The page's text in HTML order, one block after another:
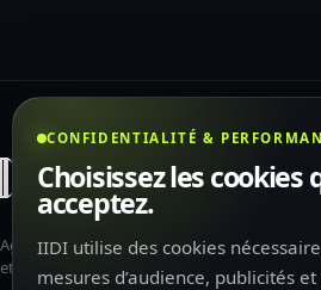
Agence web, design, acquisition
et intelligence artificielle.
CONFIDENTIALITÉ &
Choisissez les cookies
acceptez.
IIDI utilise des cookies
mesures d’audience, publicités